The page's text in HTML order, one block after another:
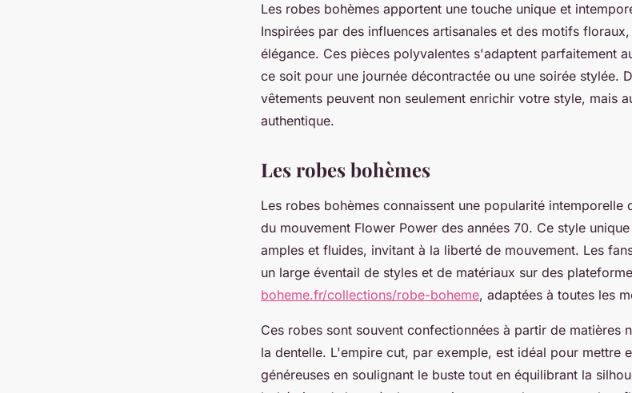
Les robes bohèmes apportent une touche unique et
Inspirées par des influences artisanales et des motifs
élégance. Ces pièces polyvalentes s'adaptent parfaitement
ce soit pour une journée décontractée ou une soirée stylée.
vêtements peuvent non seulement enrichir votre style, mais
authentique.
Les robes bohèmes
Les robes bohèmes connaissent une popularité intemporelle
du mouvement Flower Power des années 70. Ce style
amples et fluides, invitant à la liberté de mouvement. Les
un large éventail de styles et de matériaux sur des
boheme.fr/collections/robe-boheme, adaptées à toutes les
Ces robes sont souvent confectionnées à partir de matières
la dentelle. L'empire cut, par exemple, est idéal pour mettre
généreuses en soulignant le buste tout en équilibrant la